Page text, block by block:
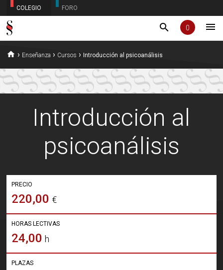
COLEGIO FORO
search 0 menu
home › Enseñanza › Cursos ›Introducción al psicoanálisis
Introducción al
psicoanálisis
PRECIO
220,00 €
HORAS LECTIVAS
24,00 h
PLAZAS